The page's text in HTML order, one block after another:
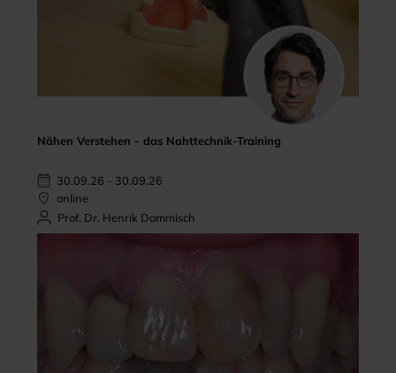
Nähen Verstehen - das Nahttechnik-Training
30.09.26 - 30.09.26
online
Prof. Dr. Henrik Dommisch